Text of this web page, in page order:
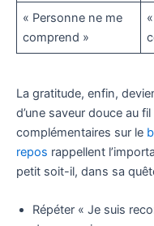
« Personne ne me
comprend »
La gratitude, enfin,
d’une saveur douce au
complémentaires sur le
repos rappellent
petit soit-il, dans sa
Répéter « Je suis